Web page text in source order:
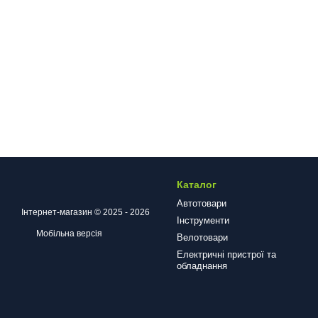
Інтернет-магазин © 2025 - 2026
Мобільна версія
Каталог
Автотовари
Інструменти
Велотовари
Електричні пристрої та
обладнання